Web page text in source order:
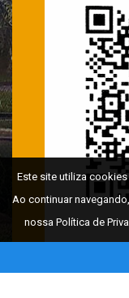
Este site utiliza
Ao continuar
nossa Política de